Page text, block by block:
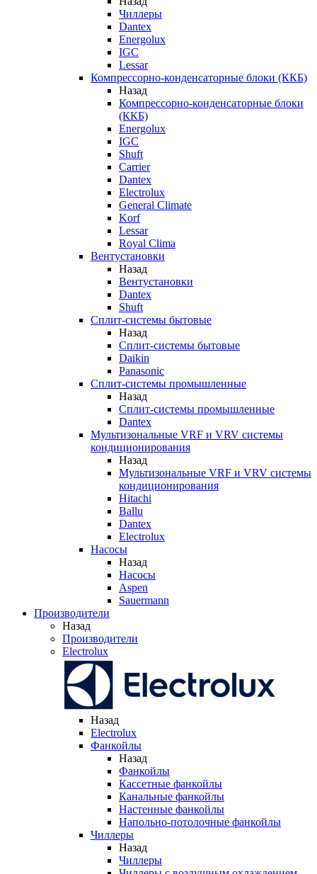
Чиллеры
Dantex
Energolux
IGC
Lessar
Компрессорно-конденсаторные блоки (ККБ)
Назад
Компрессорно-конденсаторные блоки
(ККБ)
Energolux
IGC
Shuft
Carrier
Dantex
Electrolux
General Climate
Korf
Lessar
Royal Clima
Вентустановки
Назад
Вентустановки
Dantex
Shuft
Сплит-системы бытовые
Назад
Сплит-системы бытовые
Daikin
Panasonic
Сплит-системы промышленные
Назад
Сплит-системы промышленные
Dantex
Мультизональные VRF и VRV системы
кондиционирования
Назад
Мультизональные VRF и VRV системы
кондиционирования
Hitachi
Ballu
Dantex
Electrolux
Насосы
Назад
Насосы
Aspen
Sauermann
Производители
Назад
Производители
Electrolux
Назад
Electrolux
Фанкойлы
Назад
Фанкойлы
Кассетные фанкойлы
Канальные фанкойлы
Настенные фанкойлы
Напольно-потолочные фанкойлы
Чиллеры
Назад
Чиллеры